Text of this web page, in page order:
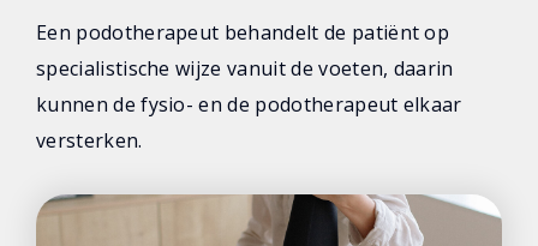
Een podotherapeut behandelt de patiënt op
specialistische wijze vanuit de voeten, daarin
kunnen de fysio- en de podotherapeut elkaar
versterken.